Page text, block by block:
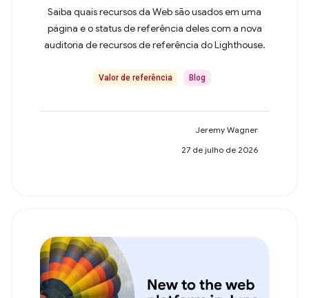
Saiba quais recursos da Web são usados em uma
página e o status de referência deles com a nova
auditoria de recursos de referência do Lighthouse.
Valor de referência Blog
Jeremy Wagner
27 de julho de 2026